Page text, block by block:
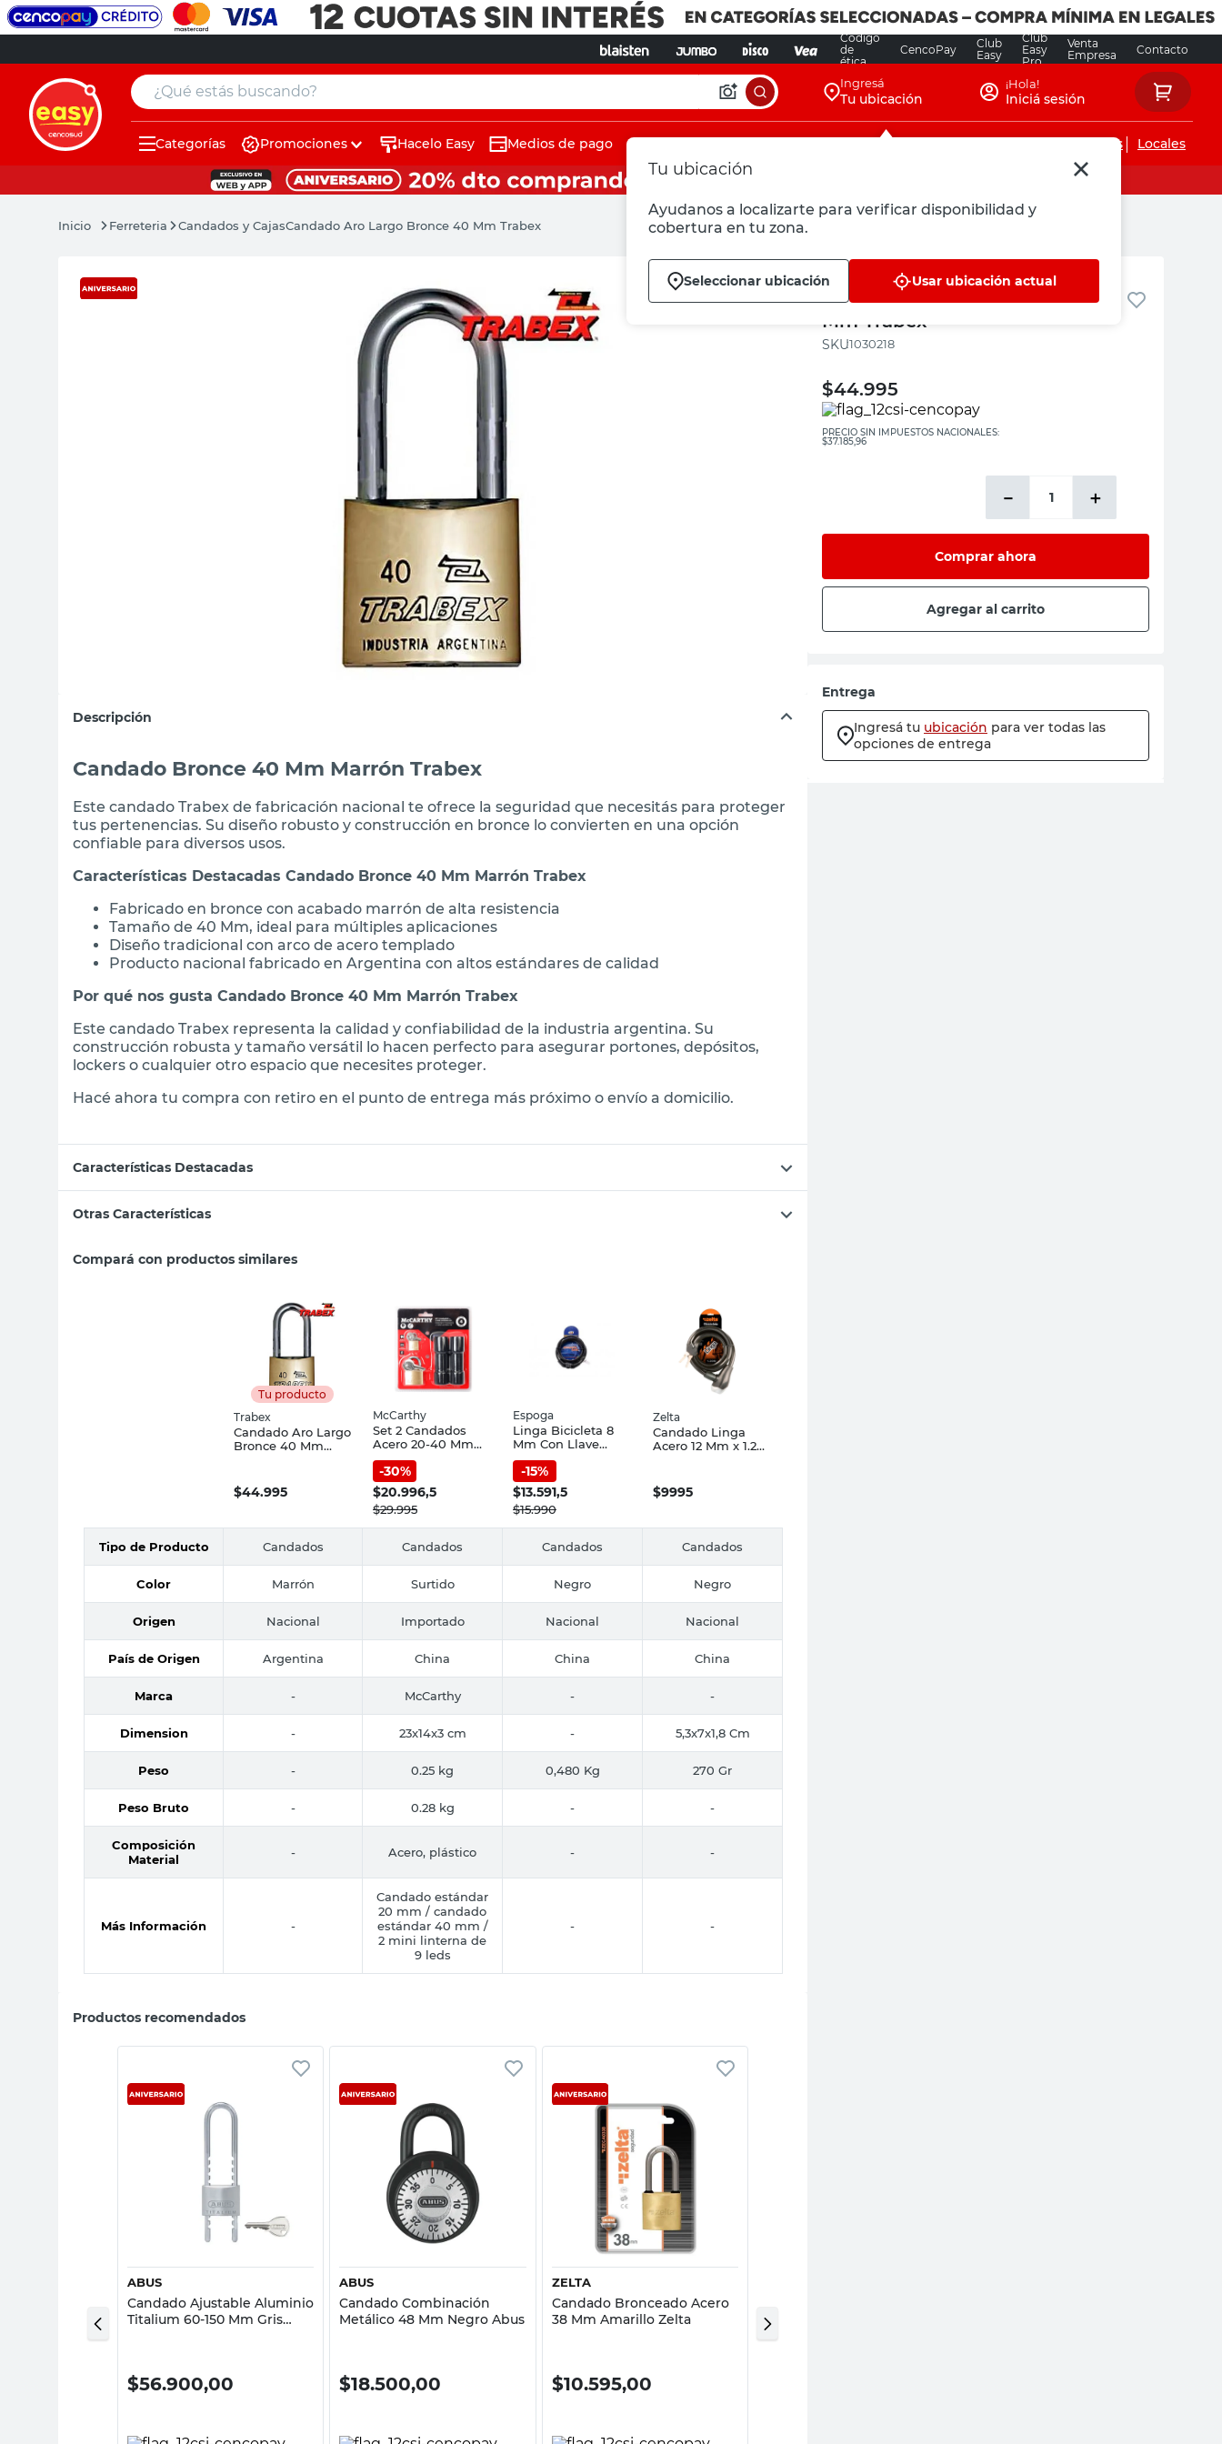
Código
de
ética
CencoPay
Club
Easy
Club
Easy
Pro
Venta
Empresa
Contacto
¿Qué estás buscando? Ingresá
Tu ubicación
Tu ubicación
Ayudanos a localizarte para verificar disponibilidad y
cobertura en tu zona.
Seleccionar ubicación Usar ubicación actual
¡Hola!
Iniciá sesión
Categorías Promociones Hacelo Easy Medios de pago Servicios de instalaciones Locales
Ferreteria Candados y CajasCandado Aro Largo Bronce 40 Mm Trabex
Descripción
Candado Bronce 40 Mm Marrón Trabex
Este candado Trabex de fabricación nacional te ofrece la seguridad que necesitás para proteger
tus pertenencias. Su diseño robusto y construcción en bronce lo convierten en una opción
confiable para diversos usos.
Características Destacadas Candado Bronce 40 Mm Marrón Trabex
Fabricado en bronce con acabado marrón de alta resistencia
Tamaño de 40 Mm, ideal para múltiples aplicaciones
Diseño tradicional con arco de acero templado
Producto nacional fabricado en Argentina con altos estándares de calidad
Por qué nos gusta Candado Bronce 40 Mm Marrón Trabex
Este candado Trabex representa la calidad y confiabilidad de la industria argentina. Su
construcción robusta y tamaño versátil lo hacen perfecto para asegurar portones, depósitos,
lockers o cualquier otro espacio que necesites proteger.
Hacé ahora tu compra con retiro en el punto de entrega más próximo o envío a domicilio.
Características Destacadas
Otras Características
Compará con productos similares
Tu producto
Trabex
Candado Aro Largo
Bronce 40 Mm
$44.995
McCarthy
Set 2 Candados
Acero 20-40 Mm
Negro Mini
Linterna Led
McCarthy
-30%
$20.996,5
$29.995
Espoga
Linga Bicicleta 8
Mm Con Llave
Espoga
-15%
$13.591,5
$15.990
Zelta
Candado Linga
Acero 12 Mm x 1.20
$9995
Tipo de Producto Candados Candados Candados Candados
Color Marrón Surtido Negro Negro
Origen Nacional Importado Nacional Nacional
País de Origen Argentina China China China
Marca - McCarthy - -
Dimension - 23x14x3 cm - 5,3x7x1,8 Cm
Peso - 0.25 kg 0,480 Kg 270 Gr
Peso Bruto - 0.28 kg - -
Composición
Material
- Acero, plástico - -
Más Información -
Candado estándar
20 mm / candado
estándar 40 mm /
2 mini linterna de
9 leds
- -
Productos recomendados
Vista rápida
ABUS
Candado Ajustable Aluminio
Titalium 60-150 Mm Gris
$56.900,00
Vista rápida
ABUS
Candado Combinación
Metálico 48 Mm Negro Abus
$18.500,00
Vista rápida
ZELTA
Candado Bronceado Acero
38 Mm Amarillo Zelta
$10.595,00
7x10 Cm Marrón Eco
Trabex
Candado Aro Largo Bronce 40
Mm Trabex
:1030218
$44.995
PRECIO SIN IMPUESTOS NACIONALES:
$37.185,96
＋
－
Comprar ahora
Agregar al carrito
Entrega
Ingresá tu ubicación para ver todas las
opciones de entrega
muebles